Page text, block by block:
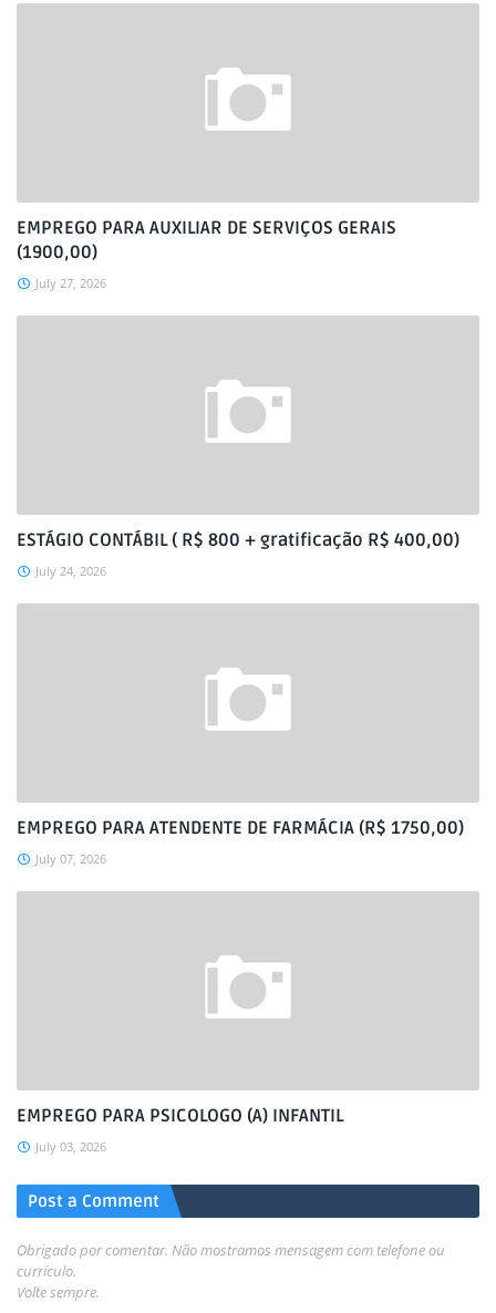
EMPREGO PARA AUXILIAR DE SERVIÇOS GERAIS
(1900,00)
July 27, 2026
ESTÁGIO CONTÁBIL ( R$ 800 + gratificação R$ 400,00)
July 24, 2026
EMPREGO PARA ATENDENTE DE FARMÁCIA (R$ 1750,00)
July 07, 2026
EMPREGO PARA PSICOLOGO (A) INFANTIL
July 03, 2026
Post a Comment
Obrigado por comentar. Não mostramos mensagem com telefone ou
currículo.
Volte sempre.